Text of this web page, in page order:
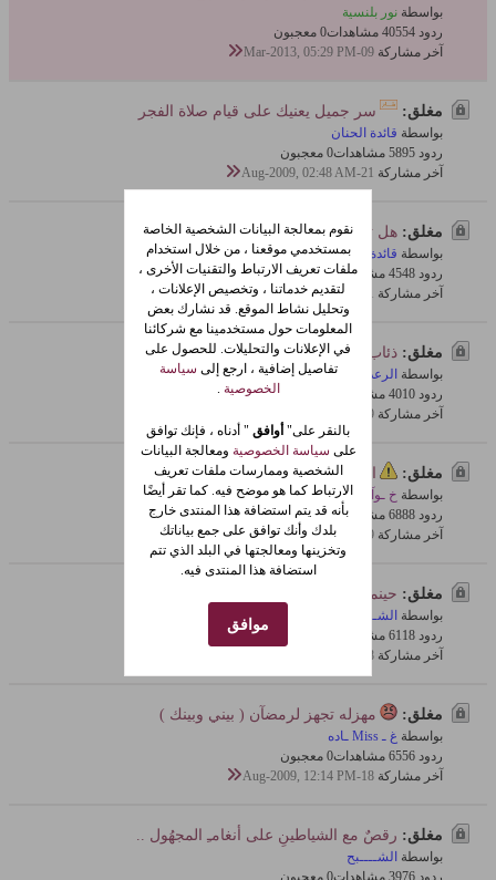
بواسطة نور بلنسية
ردود 54
405 مشاهدات
0 معجبون
آخر مشاركة 09-Mar-2013, 05:29 PM
مغلق: سر جميل يعنيك على قيام صلاة الفجر
بواسطة قائدة الحنان
ردود 5
589 مشاهدات
0 معجبون
آخر مشاركة 21-Aug-2009, 02:48 AM
مغلق: هل تحبون البنات........
بواسطة قائدة الحنان
ردود 8
454 مشاهدات
0 معجبون
آخر مشاركة 21-Aug-2009, 02:32 AM
مغلق: ذئاب تصيد الناس وتعضهم
بواسطة الرعد المدمر
ردود 0
401 مشاهدات
آخر مشاركة 19-Aug-2009, 09:07 PM
مغلق: ازواج للايجار بالسا عة في روسيا
بواسطة خ ـوآفي
ردود 8
688 مشاهدات
0 معجبون
آخر مشاركة 19-Aug-2009, 02:53 PM
مغلق: حينما تحن القلوب الى تعبيرات
بواسطة الشــــبح
ردود 8
611 مشاهدات
آخر مشاركة 18-Aug-2009, 12:18 PM
مغلق: مهزله تجهز لرمضآن ( بيني وبينك )
بواسطة غ ـ Miss ـاده
ردود 6
655 مشاهدات
0 معجبون
آخر مشاركة 18-Aug-2009, 12:14 PM
مغلق: رقصٌ مع الشياطينِ على أنغامـِ المجهُول ..
بواسطة الشــــبح
ردود 6
397 مشاهدات
0 معجبون
نقوم بمعالجة البيانات الشخصية الخاصة
بمستخدمي موقعنا ، من خلال استخدام
ملفات تعريف الارتباط والتقنيات الأخرى ،
لتقديم خدماتنا ، وتخصيص الإعلانات ،
وتحليل نشاط الموقع. قد نشارك بعض
المعلومات حول مستخدمينا مع شركائنا
في الإعلانات والتحليلات. للحصول على
تفاصيل إضافية ، ارجع إلى سياسة
الخصوصية .
بالنقر على" أوافق " أدناه ، فإنك توافق
على سياسة الخصوصية ومعالجة البيانات
الشخصية وممارسات ملفات تعريف
الارتباط كما هو موضح فيه. كما تقر أيضًا
بأنه قد يتم استضافة هذا المنتدى خارج
بلدك وأنك توافق على جمع بياناتك
وتخزينها ومعالجتها في البلد الذي تتم
استضافة هذا المنتدى فيه.
موافق